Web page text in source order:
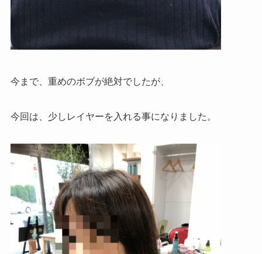
今まで、重めのボブが絶対でしたが、
今回は、少しレイヤーを入れる事になりました。